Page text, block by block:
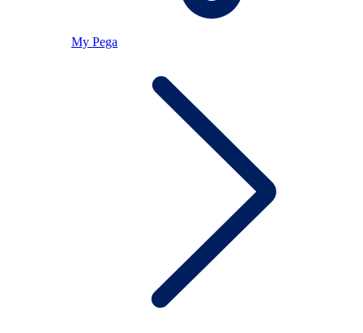
My Pega